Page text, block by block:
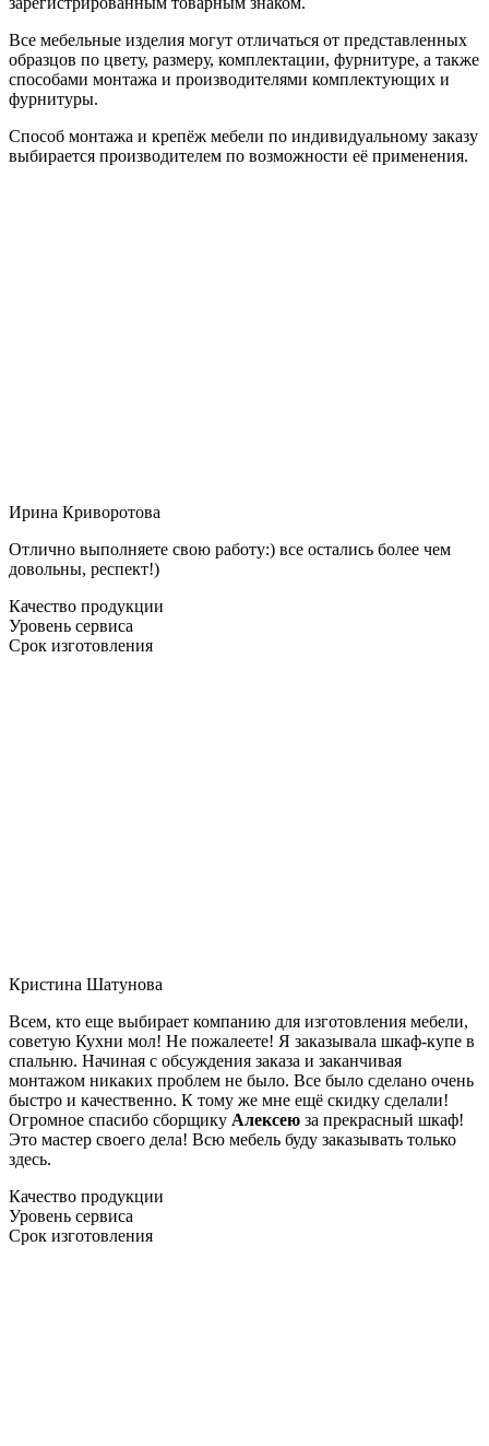
Все мебельные изделия могут отличаться от представленных
образцов по цвету, размеру, комплектации, фурнитуре, а также
способами монтажа и производителями комплектующих и
фурнитуры.
Способ монтажа и крепёж мебели по индивидуальному заказу
выбирается производителем по возможности её применения.
Ирина Криворотова
Отлично выполняете свою работу:) все остались более чем
довольны, респект!)
Качество продукции
Уровень сервиса
Срок изготовления
Кристина Шатунова
Всем, кто еще выбирает компанию для изготовления мебели,
советую Кухни мол! Не пожалеете! Я заказывала шкаф-купе в
спальню. Начиная с обсуждения заказа и заканчивая
монтажом никаких проблем не было. Все было сделано очень
быстро и качественно. К тому же мне ещё скидку сделали!
Огромное спасибо сборщику Алексею за прекрасный шкаф!
Это мастер своего дела! Всю мебель буду заказывать только
здесь.
Качество продукции
Уровень сервиса
Срок изготовления